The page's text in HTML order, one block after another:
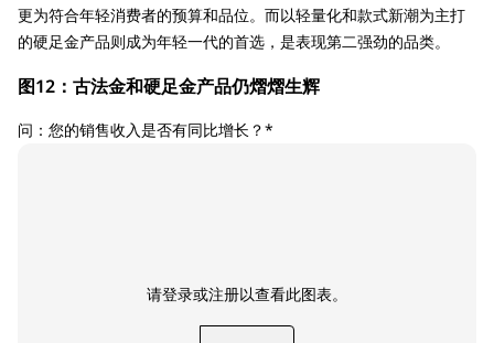
更为符合年轻消费者的预算和品位。而以轻量化和款式新潮为主打
的硬足金产品则成为年轻一代的首选，是表现第二强劲的品类。
图12：古法金和硬足金产品仍熠熠生辉
问：您的销售收入是否有同比增长？*
请登录或注册以查看此图表。